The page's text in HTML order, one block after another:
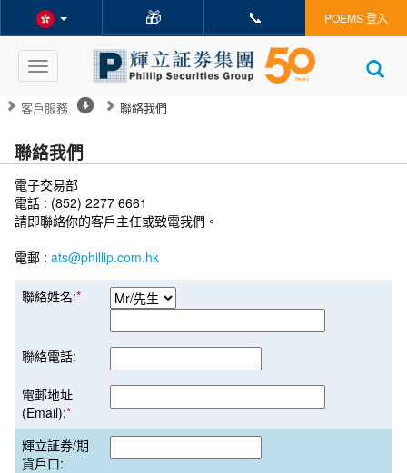
🎁 📞 POEMS 登入
Toggle
navigation
客戶服務 聯絡我們
聯絡我們
電子交易部
電話 : (852) 2277 6661
請即聯絡你的客戶主任或致電我們。
電郵 : ats@phillip.com.hk
聯絡姓名:*
聯絡電話:
電郵地址
(Email):*
輝立証券/期
貨戶口: